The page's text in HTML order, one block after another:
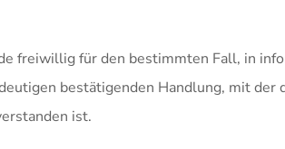
freiwillig für den bestimmten Fall, in
bestätigenden Handlung, mit
ist.